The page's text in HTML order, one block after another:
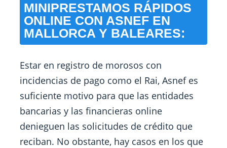
MINIPRESTAMOS RÁPIDOS
ONLINE CON ASNEF EN
MALLORCA Y BALEARES:
Estar en registro de morosos con
incidencias de pago como el Rai, Asnef es
suficiente motivo para que las entidades
bancarias y las financieras online
denieguen las solicitudes de crédito que
reciban. No obstante, hay casos en los que